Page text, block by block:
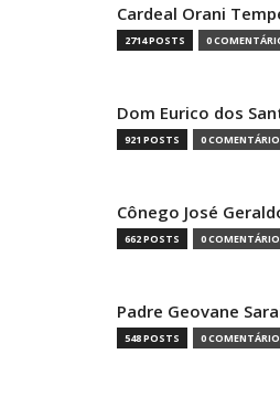
Cardeal Orani
2714 POSTS 0
Dom Eurico dos
921 POSTS 0
Cônego José
662 POSTS 0
Padre Geovane
548 POSTS 0